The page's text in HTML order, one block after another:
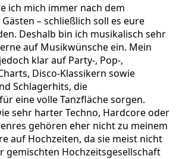
ich mich immer nach dem
– schließlich soll es eure
Deshalb bin ich musikalisch sehr
auf Musikwünsche ein. Mein
klar auf Party-, Pop-,
Disco-Klassikern sowie
Schlagerhits, die
eine volle Tanzfläche sorgen.
sehr harter Techno, Hardcore oder
gehören eher nicht zu meinem
auf Hochzeiten, da sie meist nicht
gemischten Hochzeitsgesellschaft